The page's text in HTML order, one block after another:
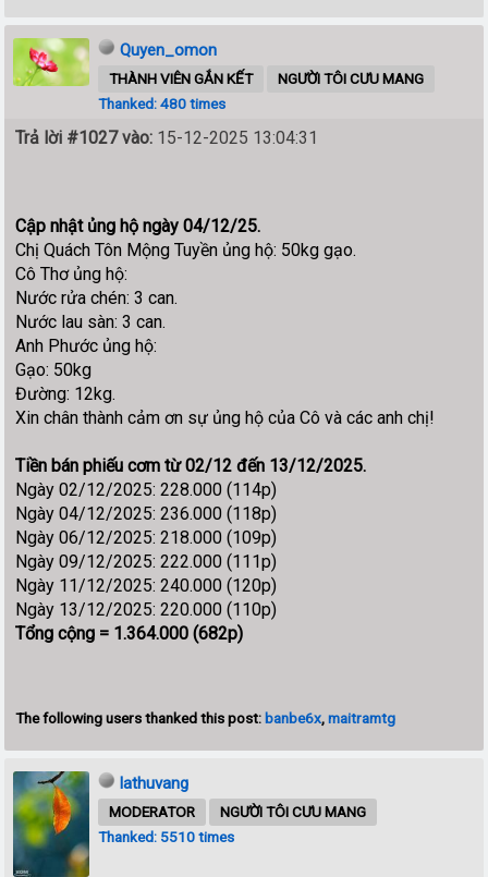
Quyen_omon
THÀNH VIÊN GẮN KẾT
NGƯỜI TÔI CƯU MANG
Thanked: 480 times
Trả lời #1027 vào: 15-12-2025 13:04:31
Cập nhật ủng hộ ngày 04/12/25.
Chị Quách Tôn Mộng Tuyền ủng hộ: 50kg gạo.
Cô Thơ ủng hộ:
Nước rửa chén: 3 can.
Nước lau sàn: 3 can.
Anh Phước ủng hộ:
Gạo: 50kg
Đường: 12kg.
Xin chân thành cảm ơn sự ủng hộ của Cô và các anh chị!
Tiền bán phiếu cơm từ 02/12 đến 13/12/2025.
Ngày 02/12/2025: 228.000 (114p)
Ngày 04/12/2025: 236.000 (118p)
Ngày 06/12/2025: 218.000 (109p)
Ngày 09/12/2025: 222.000 (111p)
Ngày 11/12/2025: 240.000 (120p)
Ngày 13/12/2025: 220.000 (110p)
Tổng cộng = 1.364.000 (682p)
The following users thanked this post: banbe6x,maitramtg
lathuvang
MODERATOR
NGƯỜI TÔI CƯU MANG
Thanked: 5510 times